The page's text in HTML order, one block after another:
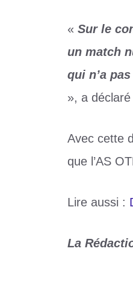
« Sur le
un match
qui n’a
», a
Avec cette
que l’AS
Lire aussi :
La